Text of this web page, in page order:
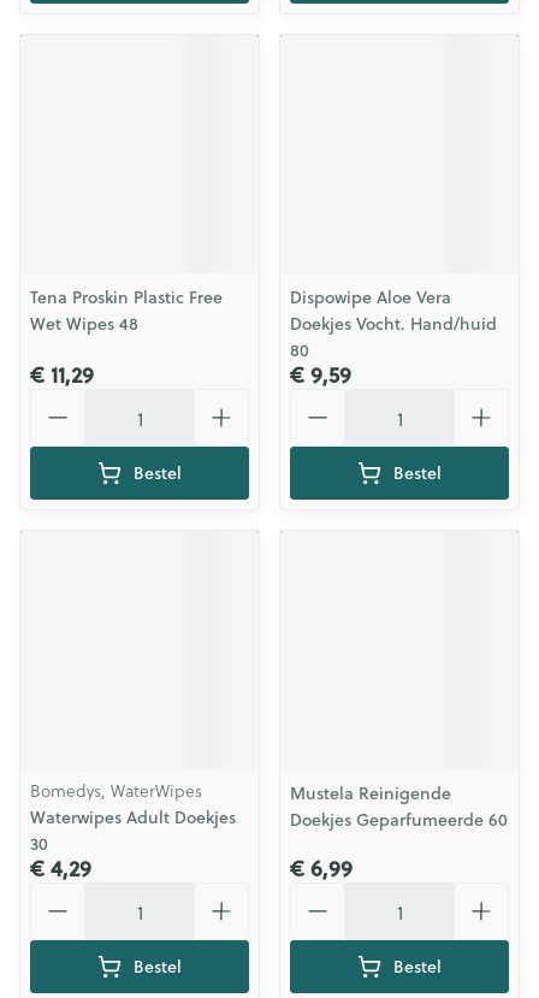
Tena Proskin Plastic Free
Wet Wipes 48
€ 11,29
Bestel
Dispowipe Aloe Vera
Doekjes Vocht. Hand/huid
80
€ 9,59
Bestel
Bomedys, WaterWipes
Waterwipes Adult Doekjes
30
€ 4,29
Bestel
Mustela Reinigende
Doekjes Geparfumeerde 60
€ 6,99
Bestel